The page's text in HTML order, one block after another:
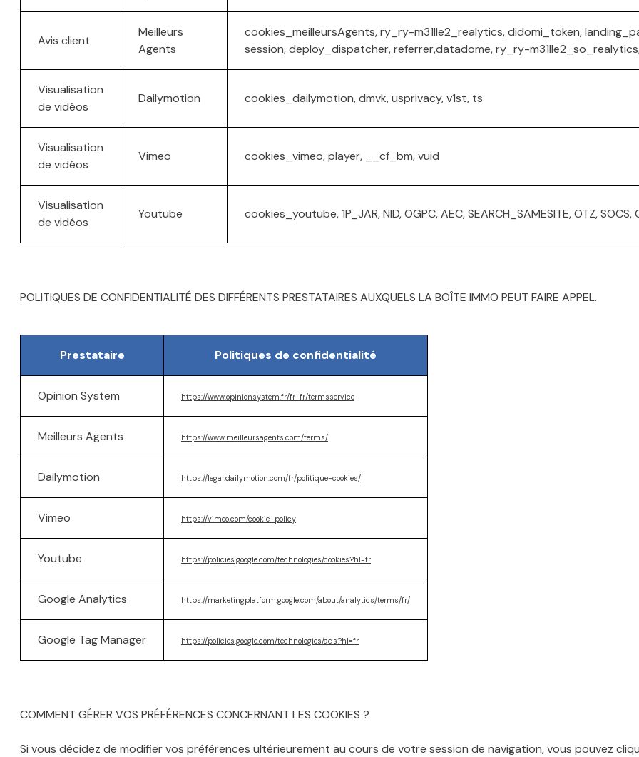
Avis client
Meilleurs
Agents
cookies_meilleursAgents, ry_ry-m31lle2_realytics, didomi_token,
session, deploy_dispatcher, referrer,datadome, ry_ry-
Visualisation
de vidéos
Dailymotion cookies_dailymotion, dmvk, usprivacy, v1st, ts
Visualisation
de vidéos
Vimeo cookies_vimeo, player, __cf_bm, vuid
Visualisation
de vidéos
Youtube cookies_youtube, 1P_JAR, NID, OGPC, AEC, SEARCH_SAMESITE, OTZ, SOCS,
POLITIQUES DE CONFIDENTIALITÉ DES DIFFÉRENTS PRESTATAIRES AUXQUELS LA BOÎTE IMMO PEUT FAIRE APPEL.
Prestataire Politiques de confidentialité
Opinion System https://www.opinionsystem.fr/fr-fr/termsservice
Meilleurs Agents https://www.meilleursagents.com/terms/
Dailymotion https://legal.dailymotion.com/fr/politique-cookies/
Vimeo https://vimeo.com/cookie_policy
Youtube https://policies.google.com/technologies/cookies?hl=fr
Google Analytics https://marketingplatform.google.com/about/analytics/terms/fr/
Google Tag Manager https://policies.google.com/technologies/ads?hl=fr
COMMENT GÉRER VOS PRÉFÉRENCES CONCERNANT LES COOKIES ?
Si vous décidez de modifier vos préférences ultérieurement au cours de votre session de navigation, vous pouvez